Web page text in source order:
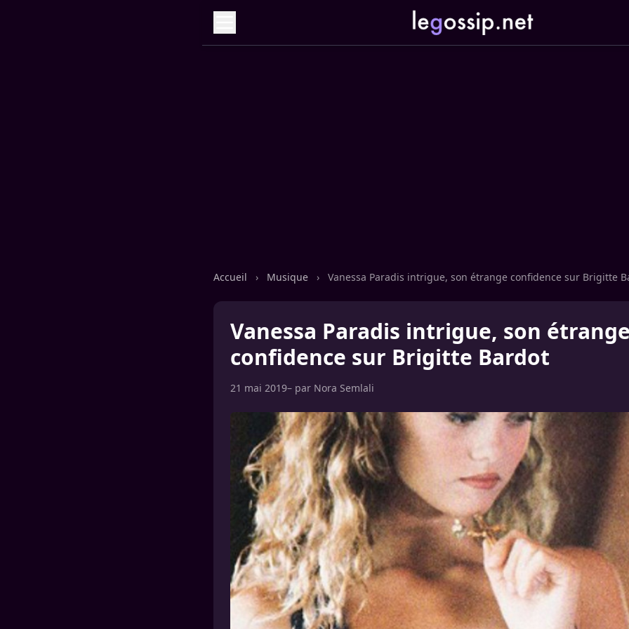
Accueil › Musique › Vanessa Paradis intrigue, son étrange confidence sur Brigitte
Vanessa Paradis intrigue, son
confidence sur Brigitte Bardot
21 mai 2019– par Nora Semlali